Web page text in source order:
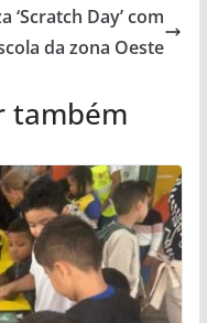
Day’ com
da zona Oeste
também